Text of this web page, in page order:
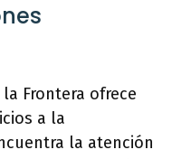
Frontera ofrece
a la
la atención